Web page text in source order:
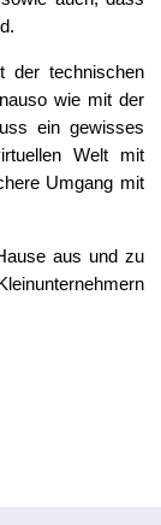
der technischen
wie mit der
ein gewisses
Welt mit
Umgang mit
aus und zu